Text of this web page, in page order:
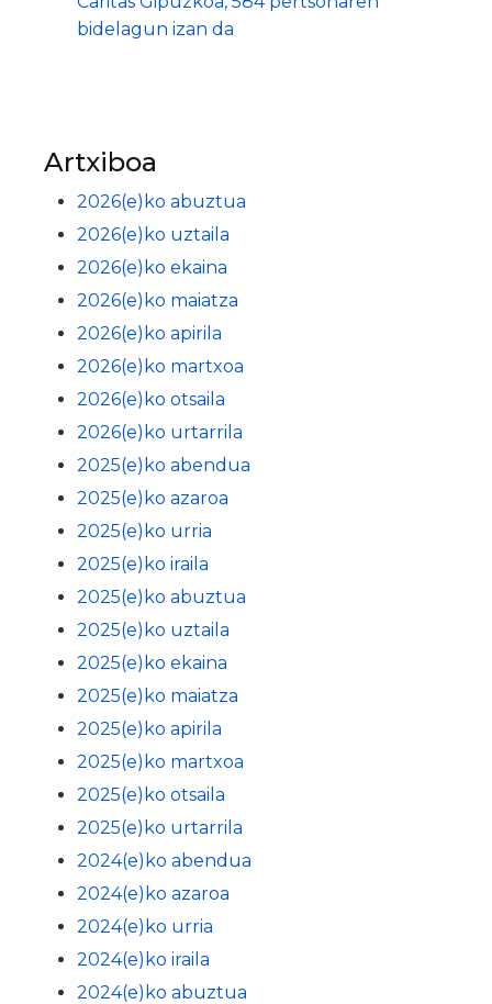
bidelagun izan da
Artxiboa
2026(e)ko abuztua
2026(e)ko uztaila
2026(e)ko ekaina
2026(e)ko maiatza
2026(e)ko apirila
2026(e)ko martxoa
2026(e)ko otsaila
2026(e)ko urtarrila
2025(e)ko abendua
2025(e)ko azaroa
2025(e)ko urria
2025(e)ko iraila
2025(e)ko abuztua
2025(e)ko uztaila
2025(e)ko ekaina
2025(e)ko maiatza
2025(e)ko apirila
2025(e)ko martxoa
2025(e)ko otsaila
2025(e)ko urtarrila
2024(e)ko abendua
2024(e)ko azaroa
2024(e)ko urria
2024(e)ko iraila
2024(e)ko abuztua